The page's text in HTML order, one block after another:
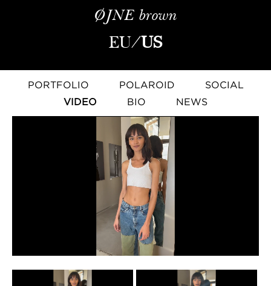
ØJNE brown
EU/US
PORTFOLIO POLAROID
SOCIAL
VIDEO
BIO NEWS